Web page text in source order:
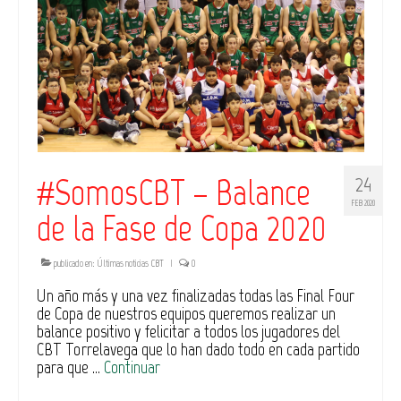
24
FEB 2020
#SomosCBT – Balance
de la Fase de Copa 2020
publicado en: Últimas noticias CBT | 0
Un año más y una vez finalizadas todas las Final Four
de Copa de nuestros equipos queremos realizar un
balance positivo y felicitar a todos los jugadores del
CBT Torrelavega que lo han dado todo en cada partido
para que … Continuar